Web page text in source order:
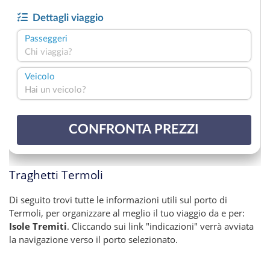
Traghetti Termoli
Di seguito trovi tutte le informazioni utili sul porto di
Termoli, per organizzare al meglio il tuo viaggio da e per:
Isole Tremiti. Cliccando sui link "indicazioni" verrà avviata
la navigazione verso il porto selezionato.